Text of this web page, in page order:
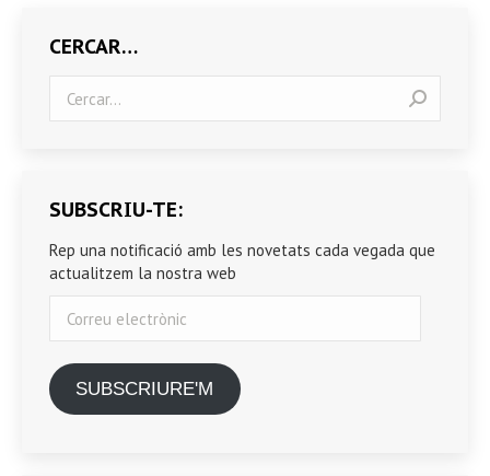
CERCAR…
SUBSCRIU-TE:
Rep una notificació amb les novetats cada vegada que
actualitzem la nostra web
electrònic
SUBSCRIURE'M